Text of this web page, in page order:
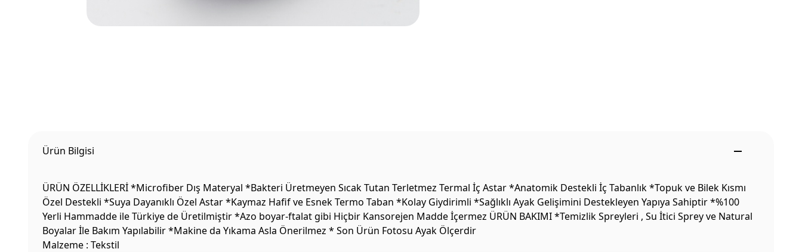
Ürün Bilgisi
ÜRÜN ÖZELLİKLERİ *Microfiber Dış Materyal *Bakteri Üretmeyen Sıcak Tutan Terletmez Termal İç Astar *Anatomik Destekli İç Tabanlık *Topuk ve Bilek Kısmı
Özel Destekli *Suya Dayanıklı Özel Astar *Kaymaz Hafif ve Esnek Termo Taban *Kolay Giydirimli *Sağlıklı Ayak Gelişimini Destekleyen Yapıya Sahiptir *%100
Yerli Hammadde ile Türkiye de Üretilmiştir *Azo boyar-ftalat gibi Hiçbir Kansorejen Madde İçermez ÜRÜN BAKIMI *Temizlik Spreyleri , Su İtici Sprey ve Natural
Boyalar İle Bakım Yapılabilir *Makine da Yıkama Asla Önerilmez * Son Ürün Fotosu Ayak Ölçerdir
Malzeme : Tekstil